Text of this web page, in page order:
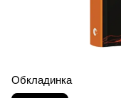
Обкладинка